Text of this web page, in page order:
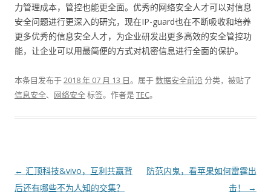
力管理成本，管控也能更全面。优秀的网络安全人才可以对信息
安全问题进行更深入的研究，现在IP-guard也在不断吸收和培养
更多优秀的信息安全人才，为企业研发出更多高效的安全管控功
能，让企业可以用最简便的方式对机密信息进行全面的保护。
本条目发布于2018 年 07 月 13 日。属于数据安全前沿分类，被贴了
信息安全、 网络安全标签。 作者是TEC。
文章导航
← 汇顶科技&vivo，互利共赢背
后还有哪些不为人知的交集？
防范内鬼，看苹果如何雷霆出
击！
→